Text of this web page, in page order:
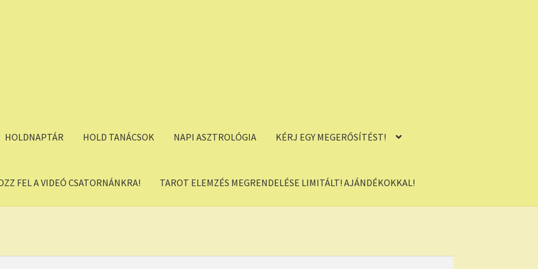
HOLDNAPTÁR HOLD TANÁCSOK NAPI ASZTROLÓGIA KÉRJ EGY MEGERŐSÍTÉST!
FEL A VIDEÓ CSATORNÁNKRA! TAROT ELEMZÉS MEGRENDELÉSE LIMITÁLT! AJÁNDÉKOKKAL!